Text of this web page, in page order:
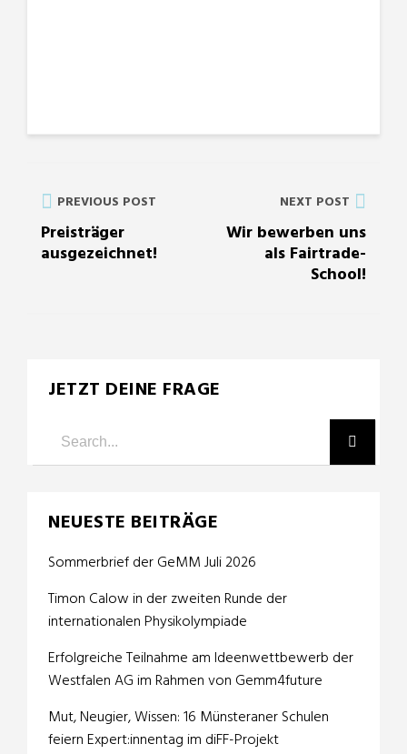
PREVIOUS POST
Preisträger
ausgezeichnet!
NEXT POST
Wir bewerben uns
als Fairtrade-
School!
JETZT DEINE FRAGE
NEUESTE BEITRÄGE
Sommerbrief der GeMM Juli 2026
Timon Calow in der zweiten Runde der
internationalen Physikolympiade
Erfolgreiche Teilnahme am Ideenwettbewerb der
Westfalen AG im Rahmen von Gemm4future
Mut, Neugier, Wissen: 16 Münsteraner Schulen
feiern Expert:innentag im diFF-Projekt